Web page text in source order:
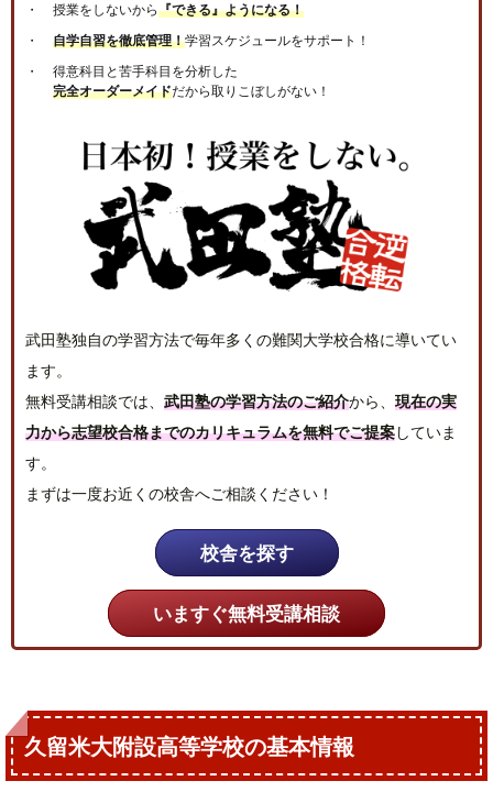
授業をしないから『できる』ようになる！
自学自習を徹底管理！学習スケジュールをサポート！
得意科目と苦手科目を分析した
完全オーダーメイドだから取りこぼしがない！
武田塾独自の学習方法で毎年多くの難関大学校合格に導いてい
ます。
無料受講相談では、 武田塾の学習方法のご紹介から、 現在の実
力から志望校合格までのカリキュラムを無料でご提案していま
す。
まずは一度お近くの校舎へご相談ください！
校舎を探す
いますぐ無料受講相談
久留米大附設高等学校の基本情報